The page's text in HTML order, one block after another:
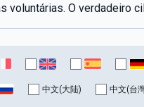
saiba a vossa mão
mão direita
Honrai a vosso pai e a
da caridade não há
voluntárias. O verdadeiro
中文(大陆) 中文(台